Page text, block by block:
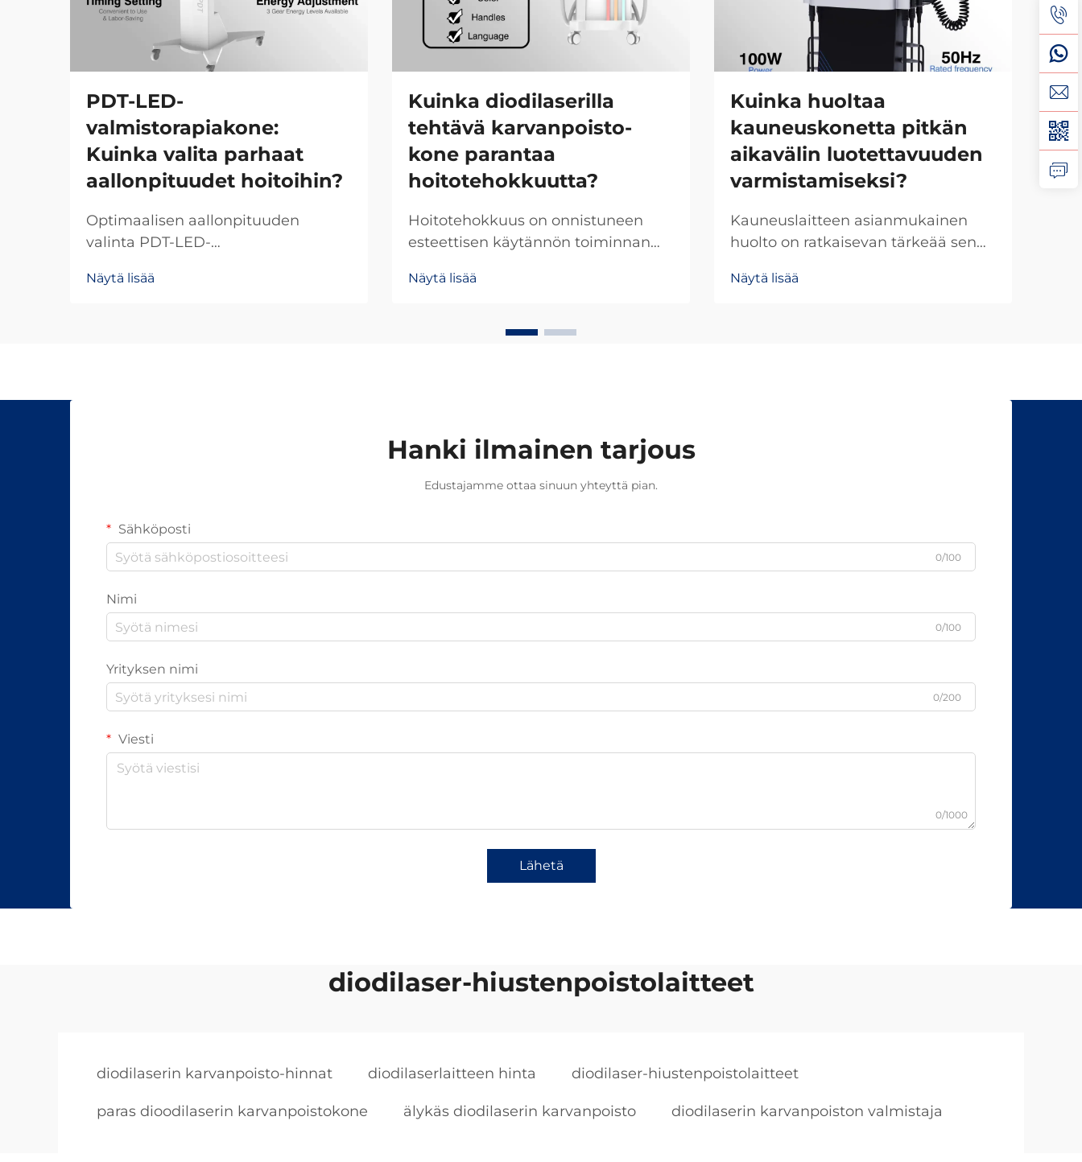
PDT-LED-
valmistorapiakone:
Kuinka valita parhaat
aallonpituudet hoitoihin?
Optimaalisen aallonpituuden
valinta PDT-LED-
hoitotulosten onnistumisen ja
Näytä lisää
Kuinka diodilaserilla
tehtävä karvanpoisto-
kone parantaa
hoitotehokkuutta?
Hoitotehokkuus on onnistuneen
esteettisen käytännön toiminnan
ovat edistyneet diodilaserilla
järjestelmät. Nykyaikainen
Näytä lisää
Kuinka huoltaa
kauneuskonetta pitkän
aikavälin luotettavuuden
varmistamiseksi?
Kauneuslaitteen asianmukainen
huolto on ratkaisevan tärkeää sen
laitteiston käyttöiän pidentämisen
Näytä lisää
Hanki ilmainen tarjous
Edustajamme ottaa sinuun yhteyttä pian.
Sähköposti
0/100
Nimi
0/100
Yrityksen nimi
0/200
Viesti
0/1000
Lähetä
diodilaser-hiustenpoistolaitteet
diodilaserin karvanpoisto-hinnat diodilaserlaitteen hinta diodilaser-hiustenpoistolaitteet
paras dioodilaserin karvanpoistokone älykäs diodilaserin karvanpoisto diodilaserin karvanpoiston valmistaja